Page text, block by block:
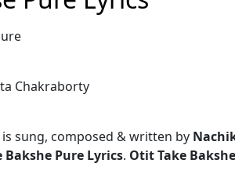
Chakraborty
sung, composed & written by
Bakshe Pure Lyrics. Otit Take